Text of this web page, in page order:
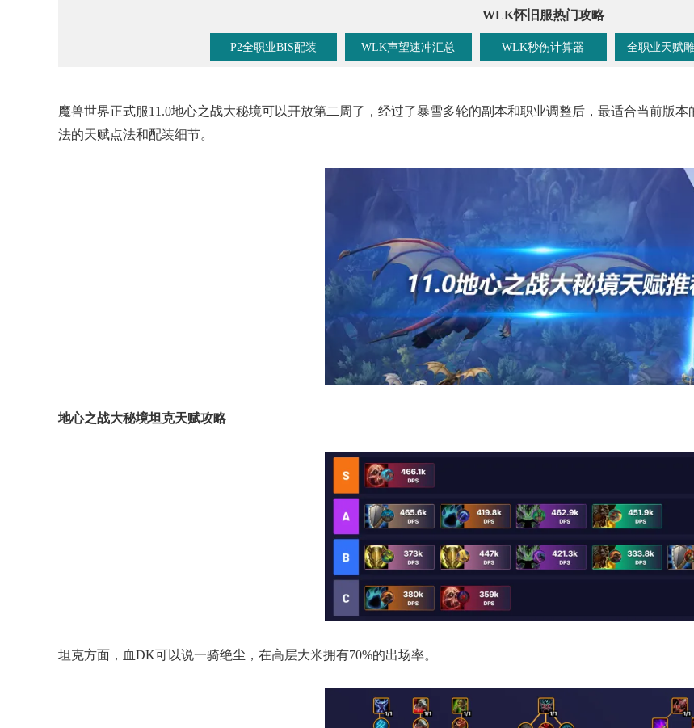
WLK怀旧服热门攻略
P2全职业BIS配装 WLK声望速冲汇总 WLK秒伤计算器 全职业天赋
魔兽世界正式服11.0地心之战大秘境可以开放第二周了，经过了暴雪多轮的副本和职业调整后，最适合当前版
法的天赋点法和配装细节。
地心之战大秘境坦克天赋攻略
坦克方面，血DK可以说一骑绝尘，在高层大米拥有70%的出场率。